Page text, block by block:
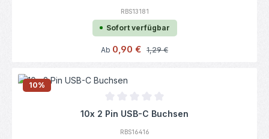
RBS13181
Sofort verfügbar
Verkaufspreis:
Ab 0,90 € Regulärer Preis:
1,29 €
10%
Durchschnittliche Bewertung von 0 von
10x 2 Pin USB-C Buchsen
RBS16416